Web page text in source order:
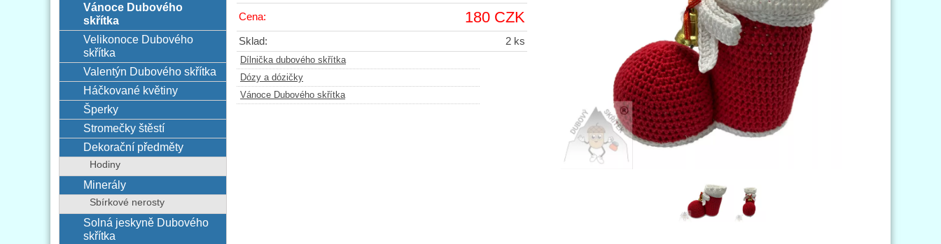
Cena: 180 CZK
Sklad: 2 ks
Dílnička dubového skřítka
Dózy a dózičky
Vánoce Dubového skřítka
Vánoce Dubového
skřítka
Velikonoce Dubového
skřítka
Valentýn Dubového skřítka
Háčkované květiny
Šperky
Stromečky štěstí
Dekorační předměty
Hodiny
Minerály
Sbírkové nerosty
Solná jeskyně Dubového
skřítka